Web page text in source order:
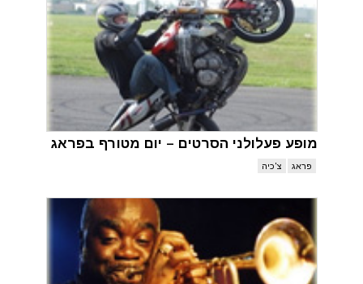
מופע פעלולני הסרטים – יום מטורף בפראג
פראג צ'כיה